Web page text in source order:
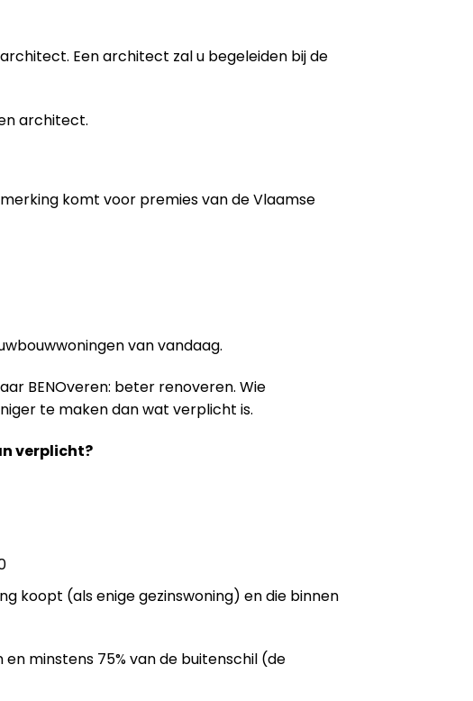
Een architect zal u begeleiden bij de
architect.
komt voor premies van de Vlaamse
van vandaag.
BENOveren: beter renoveren. Wie
te maken dan wat verplicht is.
verplicht?
koopt (als enige gezinswoning) en die binnen
minstens 75% van de buitenschil (de